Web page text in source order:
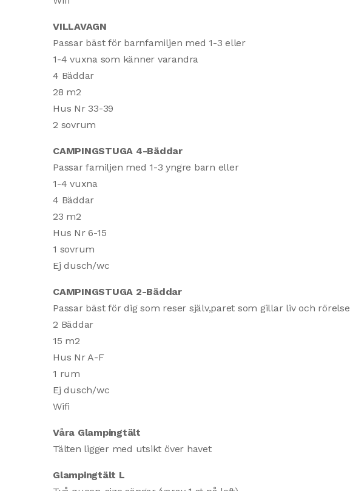
VILLAVAGN
Passar bäst för barnfamiljen med 1-3 eller
1-4 vuxna som känner varandra
4 Bäddar
28 m2
Hus Nr 33-39
2 sovrum
CAMPINGSTUGA 4-Bäddar
Passar familjen med 1-3 yngre barn eller
1-4 vuxna
4 Bäddar
23 m2
Hus Nr 6-15
1 sovrum
Ej dusch/wc
CAMPINGSTUGA 2-Bäddar
Passar bäst för dig som reser själv,paret som gillar liv och rörelse
2 Bäddar
15 m2
Hus Nr A-F
1 rum
Ej dusch/wc
Wifi
Våra Glampingtält
Tälten ligger med utsikt över havet
Glampingtält L